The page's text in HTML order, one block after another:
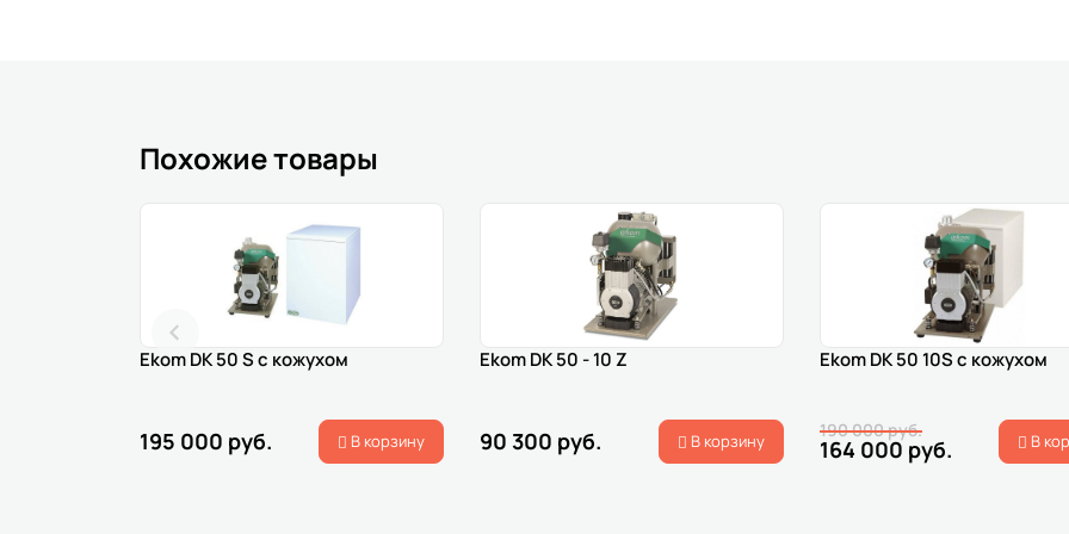
Похожие товары
Ekom DK 50 S с кожухом
195 000 руб. В корзину
Ekom DK 50 - 10 Z
90 300 руб. В корзину
Ekom DK 50 10S с кожухом
164 000 руб.
190 000 руб. В